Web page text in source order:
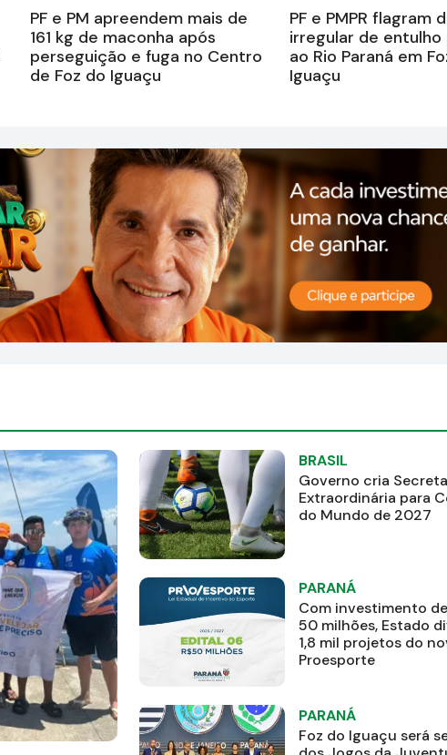
PF e PM apreendem mais de
161 kg de maconha após
perseguição e fuga no Centro
de Foz do Iguaçu
PF e PMPR flagram
irregular de entulho
ao Rio Paraná em
Iguaçu
BRASIL
Governo cria
Extraordinária para
do Mundo de 2027
PARANÁ
Com investimento
50 milhões, Estado
1,8 mil projetos do
Proesporte
PARANÁ
Foz do Iguaçu será